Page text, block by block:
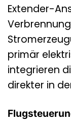
Extender-
primär
integrieren
direkter in